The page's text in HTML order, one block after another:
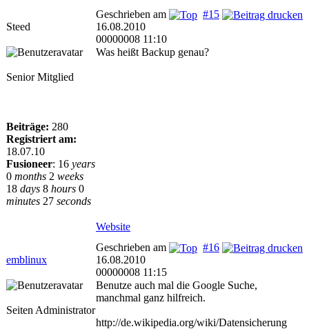
Steed
#15
Geschrieben am
16.08.2010
00000008 11:10
Senior Mitglied
Beiträge: 280
Registriert am:
18.07.10
Fusioneer: 16 years
0 months 2 weeks
18 days 8 hours 0
minutes 27 seconds
Was heißt Backup genau?
Website
emblinux
#16
Geschrieben am
16.08.2010
00000008 11:15
Seiten Administrator
Benutze auch mal die Google Suche,
manchmal ganz hilfreich.
http://de.wikipedia.org/wiki/Datensicherung